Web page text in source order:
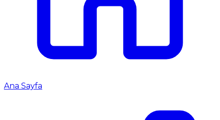
Ana Sayfa